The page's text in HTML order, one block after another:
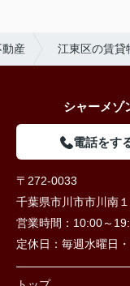
動産 江東区の賃貸
シャーメゾ
電話をす
〒272-0033
千葉県市川市市川南
営業時間： 10:00～
定休日： 毎週水曜日